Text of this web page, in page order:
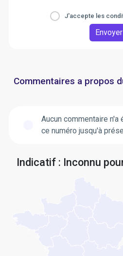
J'accepte les
Envoyer
Commentaires a propos
Aucun commentaire n'a
ce numéro jusqu'à
Indicatif : Inconnu